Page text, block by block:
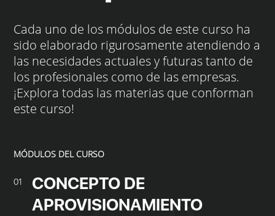
Cada uno de los módulos de este curso ha
sido elaborado rigurosamente atendiendo a
las necesidades actuales y futuras tanto de
los profesionales como de las empresas.
¡Explora todas las materias que conforman
este curso!
MÓDULOS DEL CURSO
01
CONCEPTO DE
APROVISIONAMIENTO